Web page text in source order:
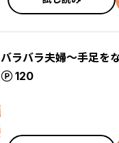
バラバラ夫婦～手足を
120